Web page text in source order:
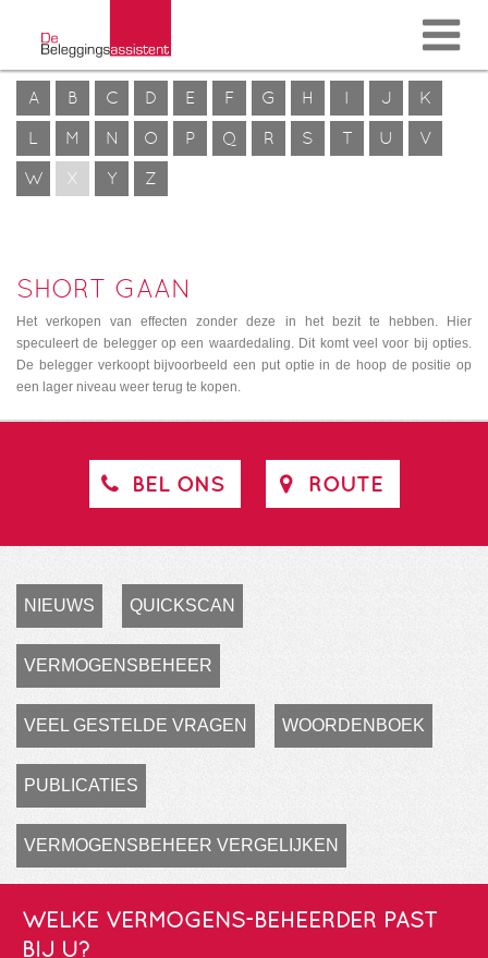
A B C D E F G H I J
K
L
M N O P Q R S T U
V
W
X Y Z
SHORT GAAN
Het verkopen van effecten zonder deze in het bezit te hebben. Hier
speculeert de belegger op een waardedaling. Dit komt veel voor bij opties.
De belegger verkoopt bijvoorbeeld een put optie in de hoop de positie op
een lager niveau weer terug te kopen.
BEL ONS ROUTE
NIEUWS QUICKSCAN
VERMOGENSBEHEER
VEEL GESTELDE VRAGEN WOORDENBOEK
PUBLICATIES
VERMOGENSBEHEER VERGELIJKEN
WELKE VERMOGENS-BEHEERDER PAST
BIJ U?